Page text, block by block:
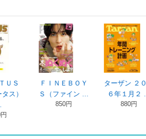
０２
…
ＰＯＰＥＹＥ
（ポパイ） ２
…
ターザン ２０２
５年１１月 …
820円